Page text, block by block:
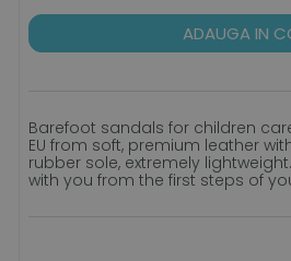
ADAUGA IN
Barefoot sandals for children
EU from soft, premium leather
rubber sole, extremely
with you from the first steps of